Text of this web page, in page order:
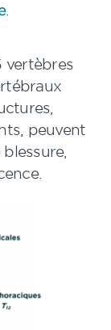
.
vertèbres
peuvent